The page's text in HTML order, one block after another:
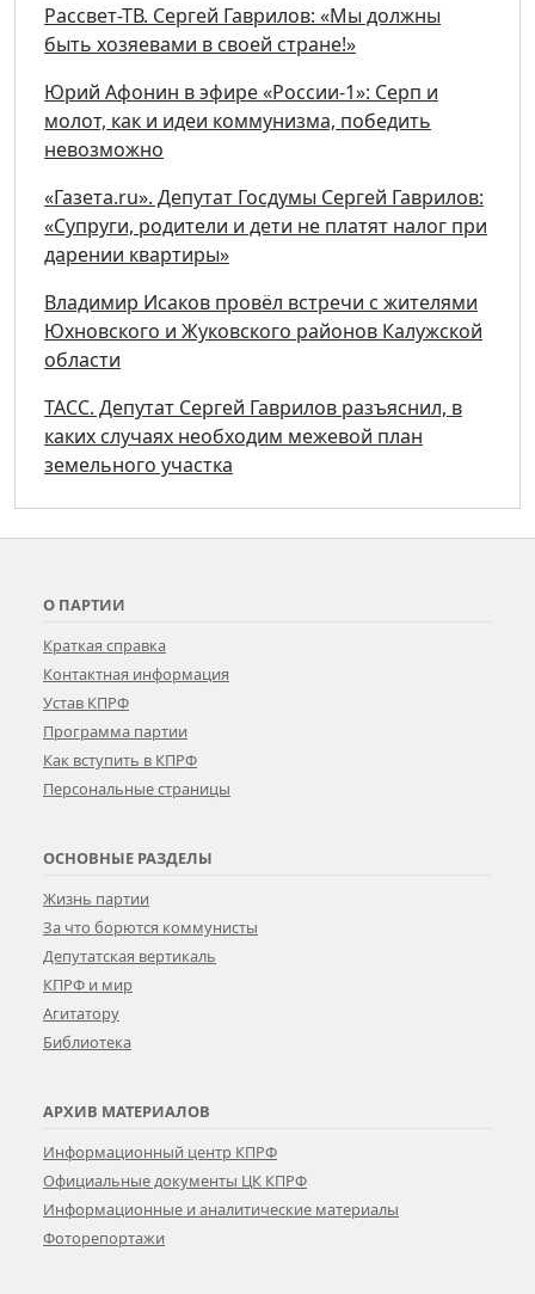
Рассвет-ТВ. Сергей Гаврилов: «Мы должны
быть хозяевами в своей стране!»
Юрий Афонин в эфире «России-1»: Серп и
молот, как и идеи коммунизма, победить
невозможно
«Газета.ru». Депутат Госдумы Сергей Гаврилов:
«Супруги, родители и дети не платят налог при
дарении квартиры»
Владимир Исаков провёл встречи с жителями
Юхновского и Жуковского районов Калужской
области
ТАСС. Депутат Сергей Гаврилов разъяснил, в
каких случаях необходим межевой план
земельного участка
О ПАРТИИ
Краткая справка
Контактная информация
Устав КПРФ
Программа партии
Как вступить в КПРФ
Персональные страницы
ОСНОВНЫЕ РАЗДЕЛЫ
Жизнь партии
За что борются коммунисты
Депутатская вертикаль
КПРФ и мир
Агитатору
Библиотека
АРХИВ МАТЕРИАЛОВ
Информационный центр КПРФ
Официальные документы ЦК КПРФ
Информационные и аналитические материалы
Фоторепортажи